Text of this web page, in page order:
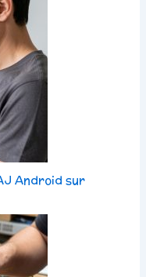
Android sur